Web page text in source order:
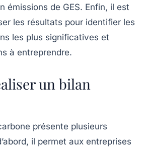
émissions de GES. Enfin, il est
les résultats pour identifier les
les plus significatives et
à entreprendre.
un bilan
présente plusieurs
il permet aux entreprises